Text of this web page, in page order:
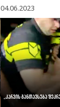
04.06.2023